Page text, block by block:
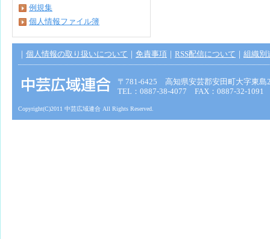
例規集
個人情報ファイル簿
｜ 個人情報の取り扱いについて ｜ 免責事項 ｜ RSS配信について ｜ 組織別
〒781-6425 高知県安芸郡安田町大字東島
TEL：0887-38-4077 FAX：0887-32-1091
Copyright(C)2011 中芸広域連合 All Rights Reserved.